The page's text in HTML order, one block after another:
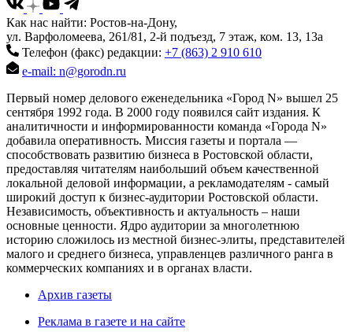
Как нас найти: Ростов-на-Дону,
ул. Варфоломеева, 261/81, 2-й подъезд, 7 этаж, ком. 13, 13а
Телефон (факс) редакции: +7 (863) 2 910 610
e-mail: n@gorodn.ru
Первый номер делового еженедельника «Город N» вышел 25
сентября 1992 года. В 2000 году появился сайт издания. К
аналитичности и информированности команда «Города N»
добавила оперативность. Миссия газеты и портала —
способствовать развитию бизнеса в Ростовской области,
предоставляя читателям наибольший объем качественной
локальной деловой информации, а рекламодателям - самый
широкий доступ к бизнес-аудитории Ростовской области.
Независимость, объективность и актуальность – наши
основные ценности. Ядро аудитории за многолетнюю
историю сложилось из местной бизнес-элиты, представителей
малого и среднего бизнеса, управленцев различного ранга в
коммерческих компаниях и в органах власти.
Архив газеты
Реклама в газете и на сайте